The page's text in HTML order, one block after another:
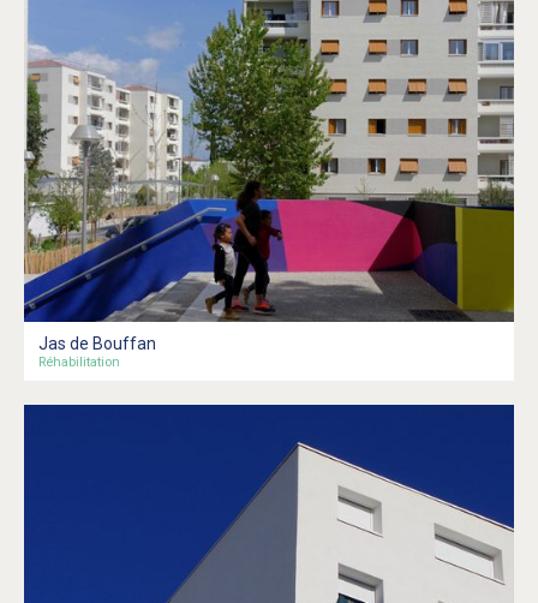
Jas de Bouffan
Réhabilitation